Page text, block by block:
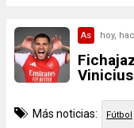
As hoy,
Vinicius
Más noticias: Fútbol